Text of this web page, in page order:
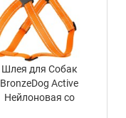
Шлея для Собак
BronzeDog Active
Нейлоновая со